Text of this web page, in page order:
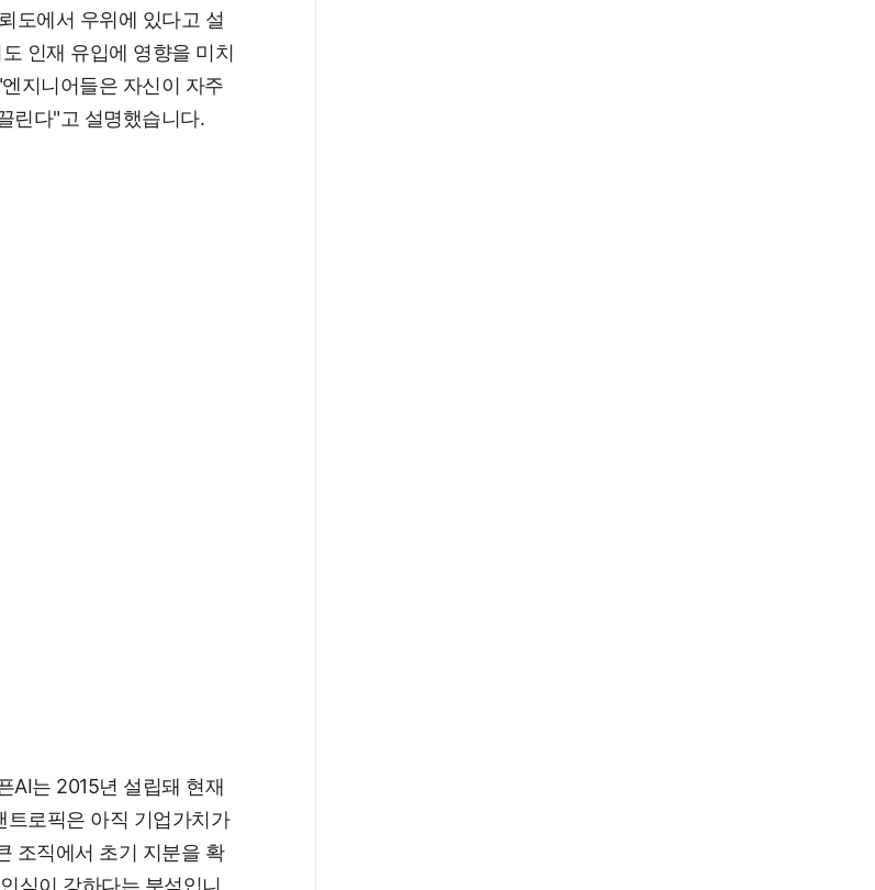
도에서 우위에 있다고 설
인재 유입에 영향을 미치
지니어들은 자신이 자주
린다"고 설명했습니다.
AI는 2015년 설립돼 현재
로픽은 아직 기업가치가
조직에서 초기 지분을 확
식이 강하다는 분석입니